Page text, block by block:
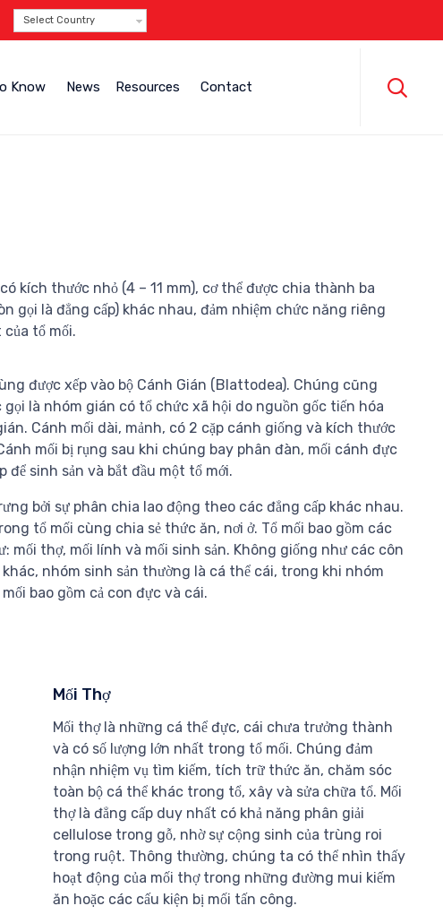
Select Country
content
Know News Resources Contact 
kích thước nhỏ (4 – 11 mm), cơ thể được chia thành ba
gọi là đẳng cấp) khác nhau, đảm nhiệm chức năng riêng
tổ mối.
được xếp vào bộ Cánh Gián (Blattodea). Chúng cũng
gọi là nhóm gián có tổ chức xã hội do nguồn gốc tiến hóa
Cánh mối dài, mảnh, có 2 cặp cánh giống và kích thước
mối bị rụng sau khi chúng bay phân đàn, mối cánh đực
để sinh sản và bắt đầu một tổ mới.
bởi sự phân chia lao động theo các đẳng cấp khác nhau.
tổ mối cùng chia sẻ thức ăn, nơi ở. Tổ mối bao gồm các
mối thợ, mối lính và mối sinh sản. Không giống như các côn
nhóm sinh sản thường là cá thể cái, trong khi nhóm
bao gồm cả con đực và cái.
Mối Thợ
Mối thợ là những cá thể đực, cái chưa trưởng thành
và có số lượng lớn nhất trong tổ mối. Chúng đảm
nhận nhiệm vụ tìm kiếm, tích trữ thức ăn, chăm sóc
toàn bộ cá thể khác trong tổ, xây và sửa chữa tổ. Mối
thợ là đẳng cấp duy nhất có khả năng phân giải
cellulose trong gỗ, nhờ sự cộng sinh của trùng roi
trong ruột. Thông thường, chúng ta có thể nhìn thấy
hoạt động của mối thợ trong những đường mui kiếm
ăn hoặc các cấu kiện bị mối tấn công.